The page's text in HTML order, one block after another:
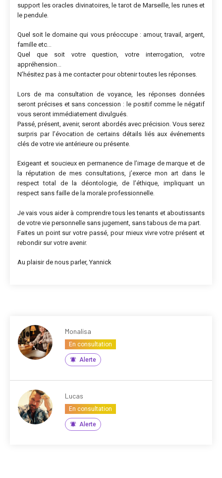
Monalisa
En consultation
Alerte
Lucas
En consultation
Alerte
support les oracles divinatoires, le tarot de Marseille, les runes et
le pendule.
Quel soit le domaine qui vous préoccupe : amour, travail, argent,
famille etc…
Quel que soit votre question, votre interrogation, votre
appréhension…
N’hésitez pas à me contacter pour obtenir toutes les réponses.
Lors de ma consultation de voyance, les réponses données
seront précises et sans concession : le positif comme le négatif
vous seront immédiatement divulgués.
Passé, présent, avenir, seront abordés avec précision. Vous serez
surpris par l’évocation de certains détails liés aux événements
clés de votre vie antérieure ou présente.
Exigeant et soucieux en permanence de l’image de marque et de
la réputation de mes consultations, j’exerce mon art dans le
respect total de la déontologie, de l’éthique, impliquant un
respect sans faille de la morale professionnelle.
Je vais vous aider à comprendre tous les tenants et aboutissants
de votre vie personnelle sans jugement, sans tabous de ma part.
Faites un point sur votre passé, pour mieux vivre votre présent et
rebondir sur votre avenir.
Au plaisir de nous parler, Yannick